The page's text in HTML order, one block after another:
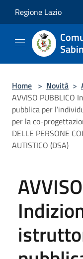
Regione Lazio
Home > Novità >
AVVISO
pubblica per
per la co-
DELLE PERSONE
AUTISTICO (DSA)